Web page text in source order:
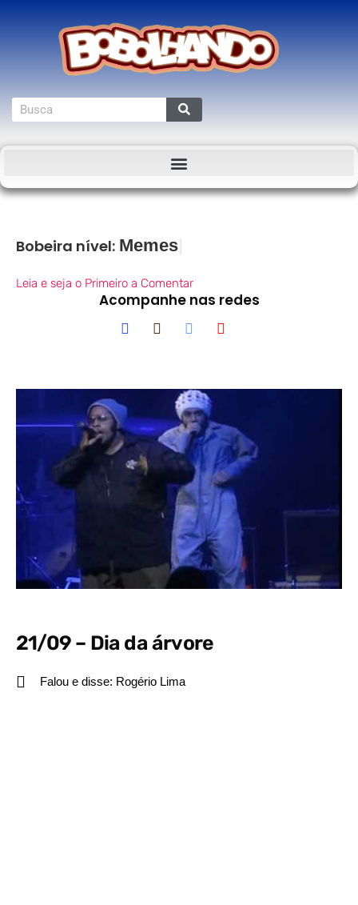
Bobeira nível:
Leia e seja o Primeiro a Comentar
Acompanhe nas redes
21/09 – Dia da árvore
Falou e disse: Rogério Lima